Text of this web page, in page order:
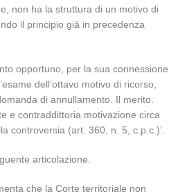
non ha la struttura di un motivo di
il principio già in precedenza
opportuno, per la sua connessione
dell’ottavo motivo di ricorso,
di annullamento. Il merito.
e contraddittoria motivazione circa
controversia (art. 360, n. 5, c.p.c.)’.
articolazione.
che la Corte territoriale non